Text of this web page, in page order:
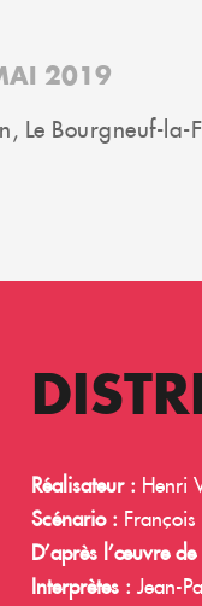
2019
Le Bourgneuf-la-
Réalisateur : Henri
Scénario : François
D’après l’œuvre de
Interprètes : Jean-